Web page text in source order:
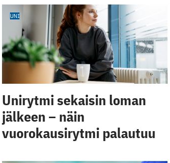
UNI
Unirytmi sekaisin loman
jälkeen – näin
vuorokausirytmi palautuu